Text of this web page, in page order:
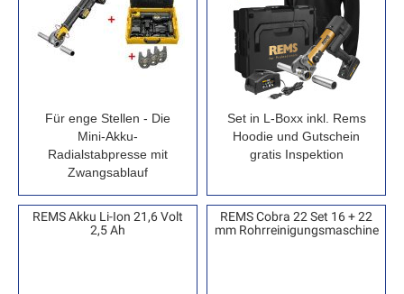
Für enge Stellen - Die
Mini-Akku-
Radialstabpresse mit
Zwangsablauf
Set in L-Boxx inkl. Rems
Hoodie und Gutschein
gratis Inspektion
REMS Akku Li-Ion 21,6 Volt
2,5 Ah
REMS Cobra 22 Set 16 + 22
mm Rohrreinigungsmaschine